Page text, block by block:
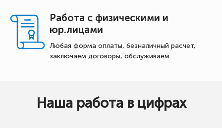
Работа с физическими и
юр.лицами
Любая форма оплаты, безналичный расчет,
заключаем договоры, обслуживаем
Наша работа в цифрах